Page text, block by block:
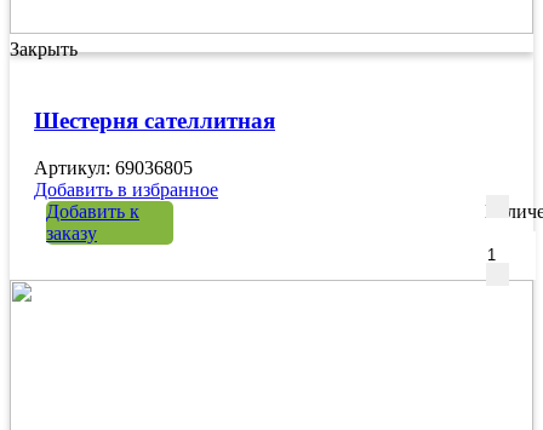
Закрыть
Шестерня сателлитная
Артикул: 69036805
Добавить в избранное
Добавить к
заказу